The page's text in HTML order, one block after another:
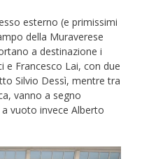
esterno (e primissimi
della Muraverese
a destinazione i
e Francesco Lai, con due
Silvio Dessì, mentre tra
vanno a segno
vuoto invece Alberto